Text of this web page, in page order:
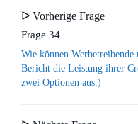
ᐅ Vorherige Frage
Frage 34
Wie können
Bericht die Leistung ihrer
zwei Optionen aus.)